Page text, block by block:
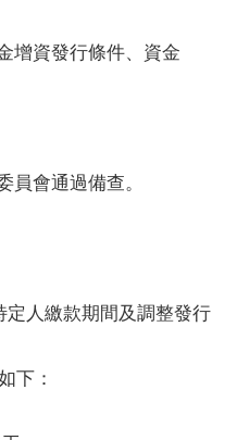
增資發行條件、資金
員會通過備查。
人繳款期間及調整發行
下：